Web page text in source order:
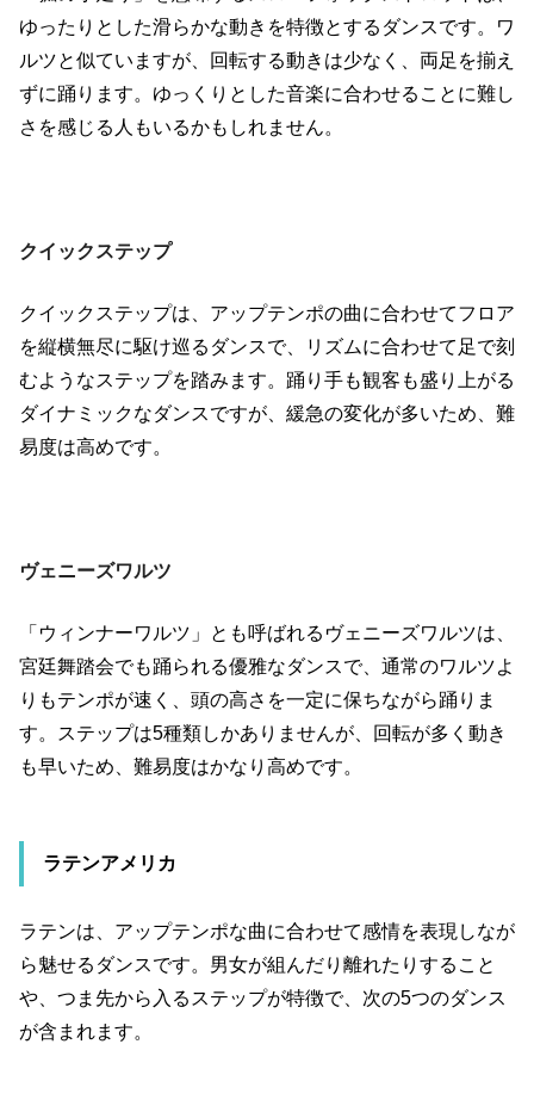
ゆったりとした滑らかな動きを特徴とするダンスです。ワ
ルツと似ていますが、回転する動きは少なく、両足を揃え
ずに踊ります。ゆっくりとした音楽に合わせることに難し
さを感じる人もいるかもしれません。
クイックステップ
クイックステップは、アップテンポの曲に合わせてフロア
を縦横無尽に駆け巡るダンスで、リズムに合わせて足で刻
むようなステップを踏みます。踊り手も観客も盛り上がる
ダイナミックなダンスですが、緩急の変化が多いため、難
易度は高めです。
ヴェニーズワルツ
「ウィンナーワルツ」とも呼ばれるヴェニーズワルツは、
宮廷舞踏会でも踊られる優雅なダンスで、通常のワルツよ
りもテンポが速く、頭の高さを一定に保ちながら踊りま
す。ステップは5種類しかありませんが、回転が多く動き
も早いため、難易度はかなり高めです。
ラテンアメリカ
ラテンは、アップテンポな曲に合わせて感情を表現しなが
ら魅せるダンスです。男女が組んだり離れたりすること
や、つま先から入るステップが特徴で、次の5つのダンス
が含まれます。